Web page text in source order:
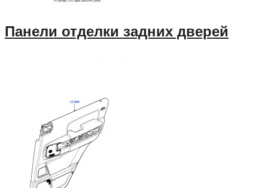
Панели отделки задних дверей